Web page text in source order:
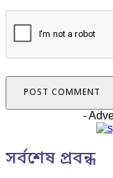
-
সর্বশেষ প্রবন্ধ